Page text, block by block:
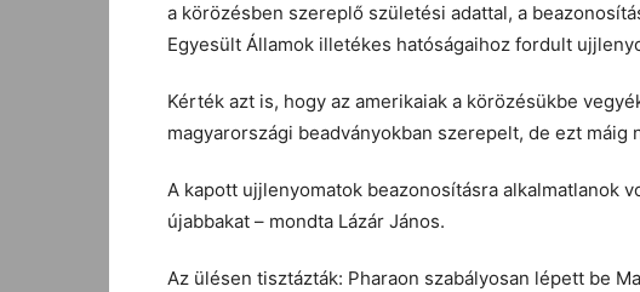
a körözésben szereplő születési adattal, a
Egyesült Államok illetékes hatóságaihoz fordult
Kérték azt is, hogy az amerikaiak a körözésükbe
magyarországi beadványokban szerepelt, de ezt máig
A kapott ujjlenyomatok beazonosításra alkalmatlanok
újabbakat – mondta Lázár János.
Az ülésen tisztázták: Pharaon szabályosan lépett be